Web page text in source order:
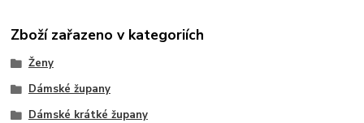
Zboží zařazeno v kategoriích
Ženy
Dámské župany
Dámské krátké župany